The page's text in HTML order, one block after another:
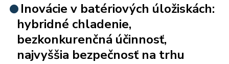
Inovácie v batériových úložiskách:
hybridné chladenie,
bezkonkurenčná účinnosť,
najvyššia bezpečnosť na trhu